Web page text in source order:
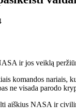
ir jos veiklą
komandos nariais,
ne visada parodo
aiškius NASA ir